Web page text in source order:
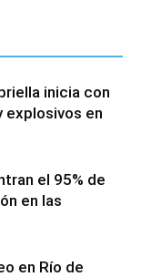
inicia con
explosivos en
el 95% de
en las
en Río de